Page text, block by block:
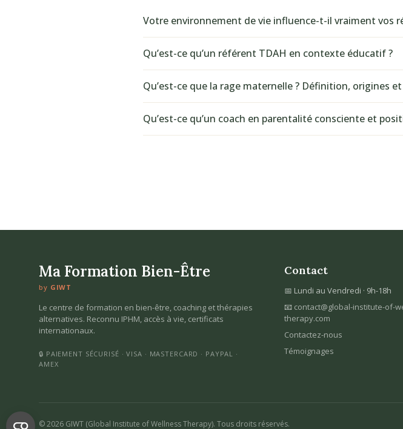
Votre environnement de vie influence-t-il vraiment vos
Qu’est-ce qu’un référent TDAH en contexte éducatif ?
Qu’est-ce que la rage maternelle ? Définition, origines
Qu’est-ce qu’un coach en parentalité consciente et
Ma Formation Bien-Être
by GIWT
Le centre de formation en bien-être, coaching et thérapies
alternatives. Reconnu IPHM, accès à vie, certificats
internationaux.
🔒 PAIEMENT SÉCURISÉ · VISA · MASTERCARD · PAYPAL ·
AMEX
Contact
📅 Lundi au Vendredi · 9h-18h
📧 contact@global-institute-of-
therapy.com
Contactez-nous
Témoignages
© 2026 GIWT (Global Institute of Wellness Therapy). Tous droits réservés.